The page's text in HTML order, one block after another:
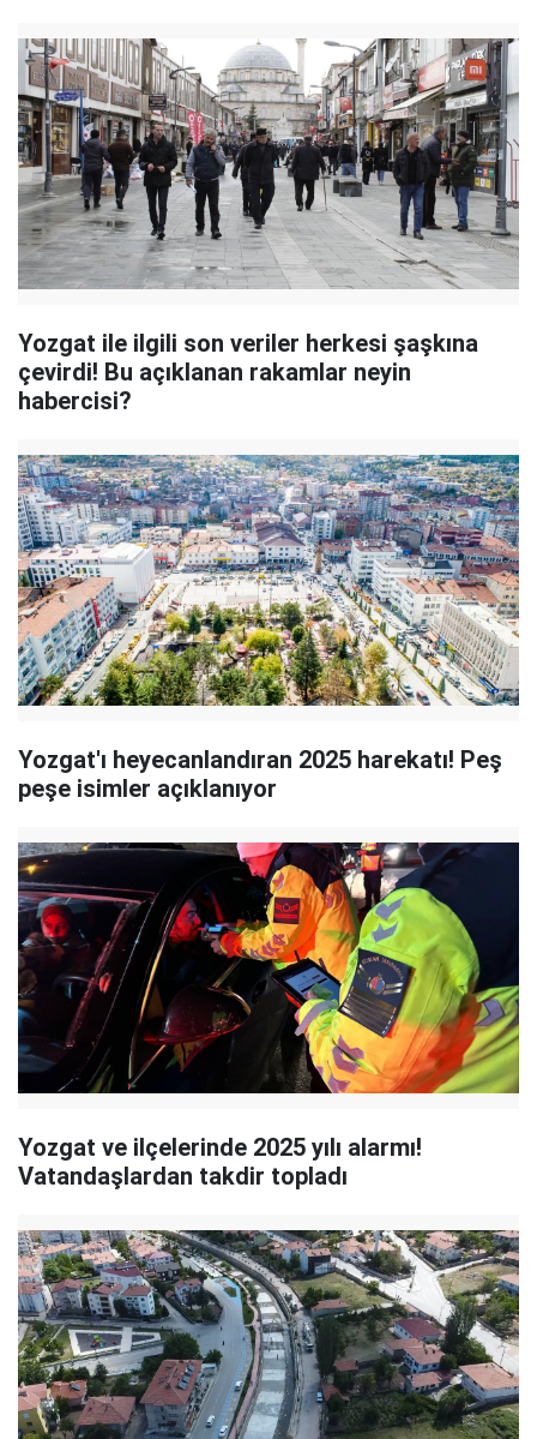
Yozgat ile ilgili son veriler herkesi şaşkına
çevirdi! Bu açıklanan rakamlar neyin
habercisi?
Yozgat'ı heyecanlandıran 2025 harekatı! Peş
peşe isimler açıklanıyor
Yozgat ve ilçelerinde 2025 yılı alarmı!
Vatandaşlardan takdir topladı